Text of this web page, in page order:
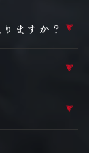
ますか？ ▼
▼
▼